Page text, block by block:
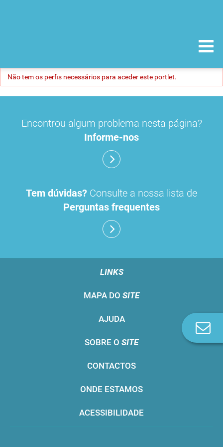
Não tem os perfis necessários para aceder este portlet.
Encontrou algum problema nesta página?
Informe-nos
Tem dúvidas? Consulte a nossa lista de
Perguntas frequentes
LINKS
MAPA DO SITE
AJUDA
SOBRE O SITE
CONTACTOS
ONDE ESTAMOS
ACESSIBILIDADE